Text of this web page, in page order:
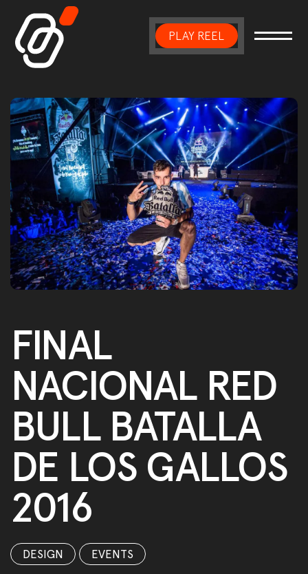
Main NavigationPLAY REEL
FINAL
NACIONAL RED
BULL BATALLA
DE LOS GALLOS
2016
DESIGN EVENTS